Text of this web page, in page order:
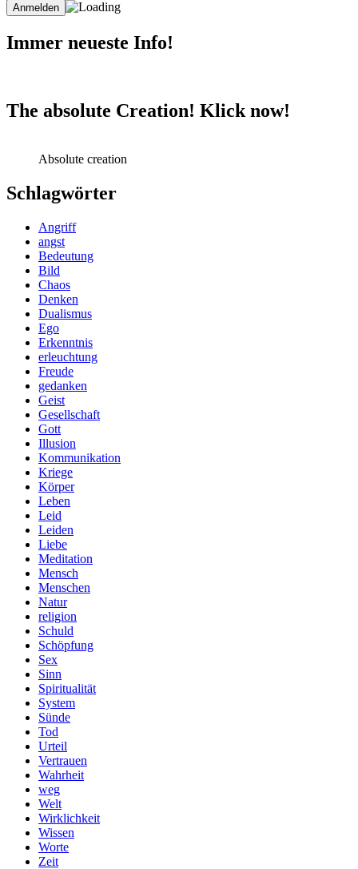
Immer neueste Info!
The absolute Creation! Klick now!
Absolute creation
Schlagwörter
Angriff
angst
Bedeutung
Bild
Chaos
Denken
Dualismus
Ego
Erkenntnis
erleuchtung
Freude
gedanken
Geist
Gesellschaft
Gott
Illusion
Kommunikation
Kriege
Körper
Leben
Leid
Leiden
Liebe
Meditation
Mensch
Menschen
Natur
religion
Schuld
Schöpfung
Sex
Sinn
Spiritualität
System
Sünde
Tod
Urteil
Vertrauen
Wahrheit
weg
Welt
Wirklichkeit
Wissen
Worte
Zeit